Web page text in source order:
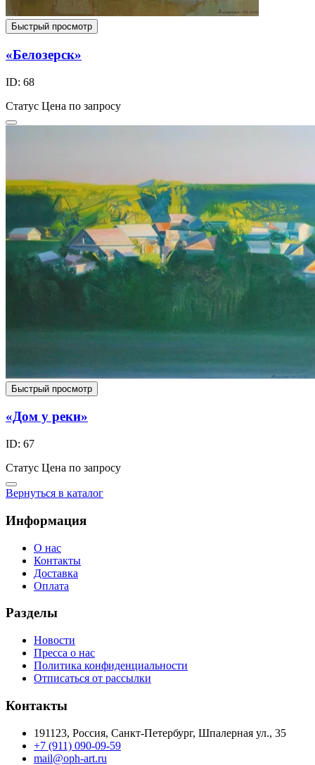
Быстрый просмотр
«Белозерск»
ID: 68
Статус Цена по запросу
Быстрый просмотр
«Дом у реки»
ID: 67
Статус Цена по запросу
Вернуться в каталог
Информация
О нас
Контакты
Доставка
Оплата
Разделы
Новости
Пресса о нас
Политика конфиденциальности
Отписаться от рассылки
Контакты
191123, Россия, Санкт-Петербург, Шпалерная ул., 35
+7 (911) 090-09-59
mail@oph-art.ru